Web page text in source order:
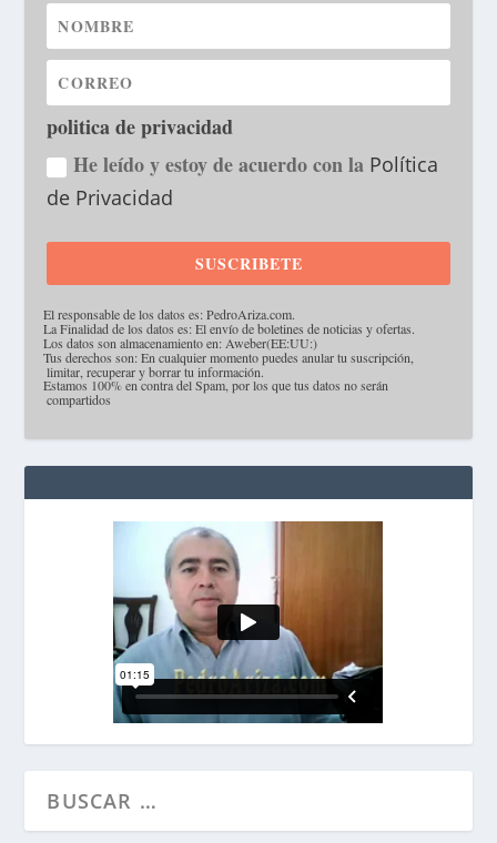
politica de privacidad
He leído y estoy de acuerdo con la Política
de Privacidad
SUSCRIBETE
El responsable de los datos es: PedroAriza.com.
La Finalidad de los datos es: El envío de boletines de noticias y ofertas.
Los datos son almacenamiento en: Aweber(EE:UU:)
Tus derechos son: En cualquier momento puedes anular tu suscripción,
limitar, recuperar y borrar tu información.
Estamos 100% en contra del Spam, por los que tus datos no serán
compartidos